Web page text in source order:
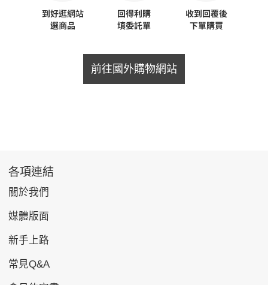
前往國外購物網站
各項連結
關於我們
媒體版面
新手上路
常見Q&A